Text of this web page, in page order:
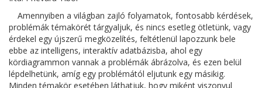
Amennyiben a világban zajló folyamatok, fontosabb kérdések,
problémák témakörét tárgyaljuk, és nincs esetleg ötletünk, vagy
érdekel egy újszerű megközelítés, feltétlenül lapozzunk bele
ebbe az intelligens, interaktív adatbázisba, ahol egy
kördiagrammon vannak a problémák ábrázolva, és ezen belül
lépdelhetünk, amíg egy problémától eljutunk egy másikig.
Minden témakör esetében láthatjuk, hogy miként viszonyul